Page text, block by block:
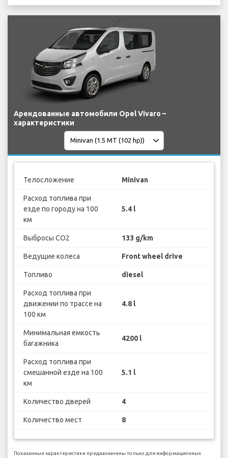
Арендованные автомобили Opel Vivaro –
характеристики
Телосложение Minivan
Расход топлива при
езде по городу на 100
км
5.4 l
Выбросы CO2 133 g/km
Ведущие колеса Front wheel drive
Топливо diesel
Расход топлива при
движении по трассе на
100 км
4.8 l
Минимальная емкость
багажника
4200 l
Расход топлива при
смешанной езде на 100
км
5.1 l
Количество дверей 4
Количество мест 8
Показанные характеристики предназначены только для информационных